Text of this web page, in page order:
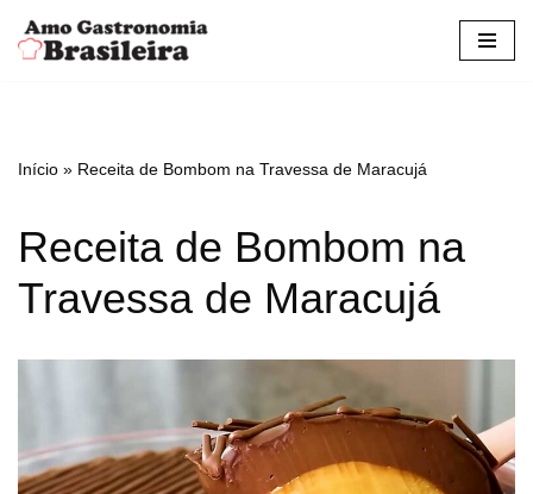
Pular
conteúdo
Início » Receita de Bombom na Travessa de Maracujá
Receita de Bombom na
Travessa de Maracujá